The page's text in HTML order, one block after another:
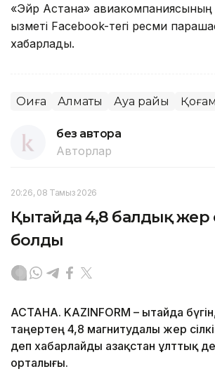
«Эйр Астана» авиакомпаниясының
қызметі Facebook-тегі ресми
хабарлады.
Оқиға Алматы Ауа райы Қоғам
без автора
Авторлар
20:26, 08 Тамыз 2026
Қытайда 4,8 балдық жер
болды
АСТАНА. KAZINFORM – Қытайда
таңертең 4,8 магнитудалы жер
деп хабарлайды Қазақстан ұлттық
орталығы.